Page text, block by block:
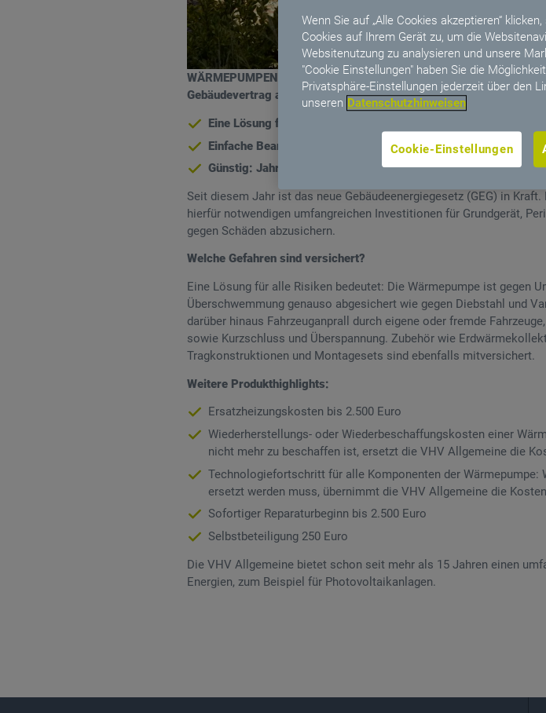
WÄRMEPUMPENPROTECT der VHV Allgemeine sichert privat
Gebäudevertrag als Allgefahrendeckung ab
Eine Lösung für alle Risiken und alle Arten von Wärmepumpen
Einfache Beantragung: Stand-Alone-Produkt (unabhängig von
Günstig: Jahresbeitrag schon ab 89,25 Euro brutto
Seit diesem Jahr ist das neue Gebäudeenergiegesetz (GEG) in
hierfür notwendigen umfangreichen Investitionen für Grundgerät,
gegen Schäden abzusichern.
Welche Gefahren sind versichert?
Eine Lösung für alle Risiken bedeutet: Die Wärmepumpe ist gegen
Überschwemmung genauso abgesichert wie gegen Diebstahl und
darüber hinaus Fahrzeuganprall durch eigene oder fremde
sowie Kurzschluss und Überspannung. Zubehör wie
Tragkonstruktionen und Montagesets sind ebenfalls mitversichert.
Weitere Produkthighlights:
Ersatzheizungskosten bis 2.500 Euro
Wiederherstellungs- oder Wiederbeschaffungskosten einer
nicht mehr zu beschaffen ist, ersetzt die VHV Allgemeine die
Technologiefortschritt für alle Komponenten der
ersetzt werden muss, übernimmt die VHV Allgemeine die
Sofortiger Reparaturbeginn bis 2.500 Euro
Selbstbeteiligung 250 Euro
Die VHV Allgemeine bietet schon seit mehr als 15 Jahren einen
Energien, zum Beispiel für Photovoltaikanlagen.
Wenn Sie auf „Alle Cookies akzeptieren“
Cookies auf Ihrem Gerät zu, um die
Websitenutzung zu analysieren und unsere
"Cookie Einstellungen" haben Sie die
Privatsphäre-Einstellungen jederzeit über den
unseren Datenschutzhinweisen
Cookie-Einstellungen